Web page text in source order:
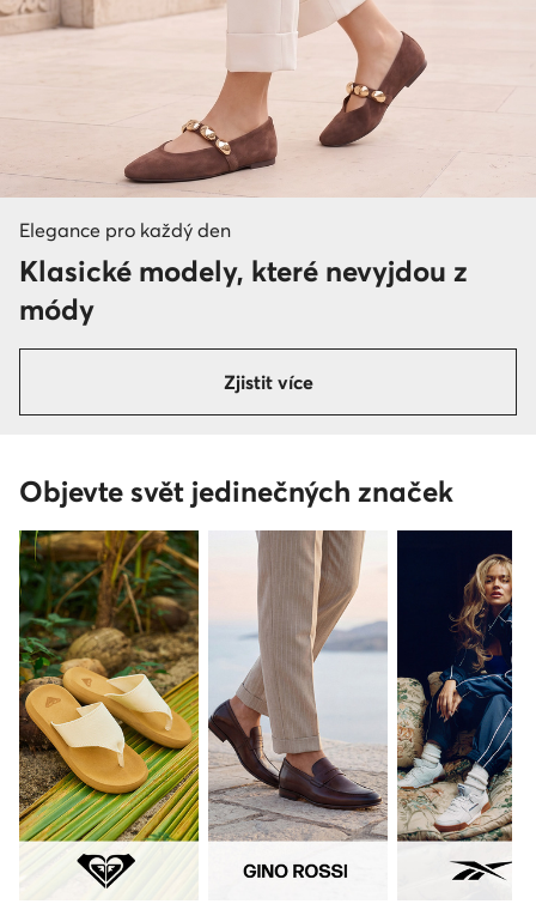
Elegance pro každý den
Klasické modely, které nevyjdou z
módy
Zjistit více
Objevte svět jedinečných značek